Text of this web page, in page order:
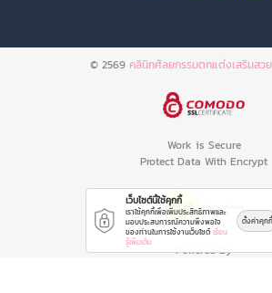
© 2569 คลินิกศัลยกรรมตกแต่งเสริมสว
Work is Secure
Protect Data With Encrypt
Powered By
เว็บไซต์นี้ใช้คุกกี้
เราใช้คุกกี้เพื่อเพิ่มประสิทธิภาพและ
มอบประสบการณ์ความพึงพอใจ
ของท่านในการใช้งานเว็บไซต์ เรียน
รู้เพิ่มเติม
ตั้งค่าคุกกี้